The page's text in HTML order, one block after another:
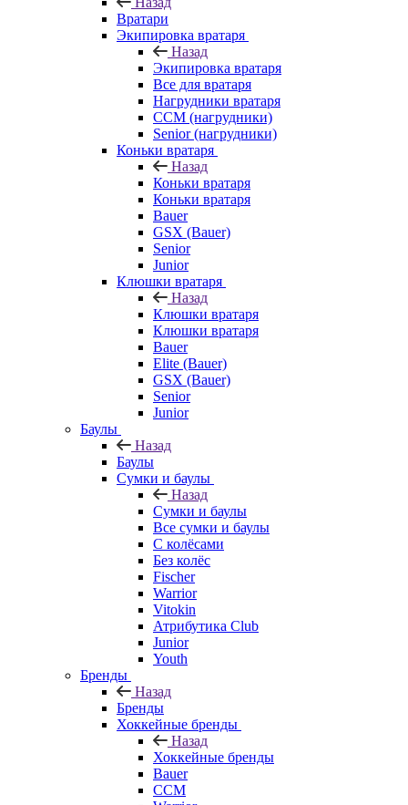
Вратари
Экипировка вратаря
Назад
Экипировка вратаря
Все для вратаря
Нагрудники вратаря
CCM (нагрудники)
Senior (нагрудники)
Коньки вратаря
Назад
Коньки вратаря
Коньки вратаря
Bauer
GSX (Bauer)
Senior
Junior
Клюшки вратаря
Назад
Клюшки вратаря
Клюшки вратаря
Bauer
Elite (Bauer)
GSX (Bauer)
Senior
Junior
Баулы
Назад
Баулы
Сумки и баулы
Назад
Сумки и баулы
Все сумки и баулы
С колёсами
Без колёс
Fischer
Warrior
Vitokin
Атрибутика Club
Junior
Youth
Бренды
Назад
Бренды
Хоккейные бренды
Назад
Хоккейные бренды
Bauer
CCM